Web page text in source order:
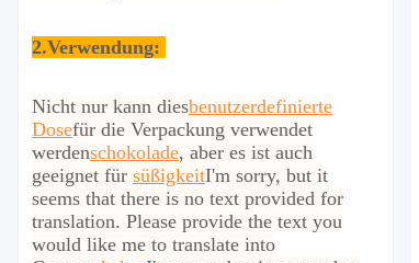
2.Verwendung:
Nicht nur kann diesbenutzerdefinierte
Dosefür die Verpackung verwendet
werdenschokolade, aber es ist auch
geeignet für süßigkeitI'm sorry, but it
seems that there is no text provided for
translation. Please provide the text you
would like me to translate into